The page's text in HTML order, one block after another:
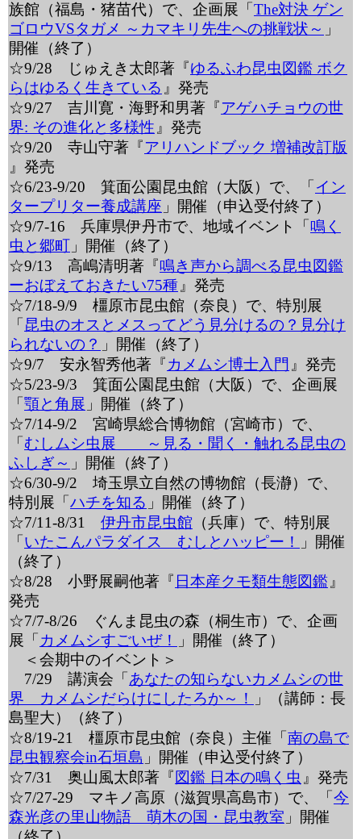
族館（福島・猪苗代）で、企画展「 The対決 ゲン
ゴロウVSタガメ ～カマキリ先生への挑戦状～ 」
開催（終了）
☆9/28 じゅえき太郎著『ゆるふわ昆虫図鑑 ボク
らはゆるく生きている 』発売
☆9/27 吉川寛・海野和男著『アゲハチョウの世
界: その進化と多様性 』発売
☆9/20 寺山守著『アリハンドブック 増補改訂版
』発売
☆6/23-9/20 箕面公園昆虫館（大阪）で、「 イン
タープリター養成講座 」開催（申込受付終了）
☆9/7-16 兵庫県伊丹市で、地域イベント「 鳴く
虫と郷町 」開催（終了）
☆9/13 高嶋清明著『鳴き声から調べる昆虫図鑑
ーおぼえておきたい75種 』発売
☆7/18-9/9 橿原市昆虫館（奈良）で、特別展
「 昆虫のオスとメスってどう見分けるの？見分け
られないの？ 」開催（終了）
☆9/7 安永智秀他著『カメムシ博士入門 』発売
☆5/23-9/3 箕面公園昆虫館（大阪）で、企画展
「 顎と角展 」開催（終了）
☆7/14-9/2 宮崎県総合博物館（宮崎市）で、
「 むしムシ虫展 ～見る・聞く・触れる昆虫の
ふしぎ～ 」開催（終了）
☆6/30-9/2 埼玉県立自然の博物館（長瀞）で、
特別展「 ハチを知る 」開催（終了）
☆7/11-8/31 伊丹市昆虫館 （兵庫）で、特別展
「 いたこんパラダイス むしとハッピー！
」開催
（終了）
☆8/28 小野展嗣他著『 日本産クモ類生態図鑑 』
発売
☆7/7-8/26 ぐんま昆虫の森（桐生市）で、企画
展「 カメムシすごいぜ！
」開催（終了）
＜会期中のイベント＞
7/29 講演会「 あなたの知らないカメムシの世
界 カメムシだらけにしたろか～！
」（講師：長
島聖大）（終了）
☆8/19-21 橿原市昆虫館（奈良）主催「 南の島で
昆虫観察会in石垣島 」開催（申込受付終了）
☆7/31 奥山風太郎著『 図鑑 日本の鳴く虫 』発売
☆7/27-29 マキノ高原（滋賀県高島市）で、「 今
森光彦の里山物語 萌木の国・昆虫教室 」開催